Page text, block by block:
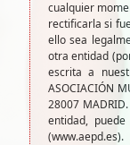
cualquier
rectificarla si
ello sea
otra entidad
escrita a
ASOCIACIÓN
28007
entidad,
(www.aepd.es).